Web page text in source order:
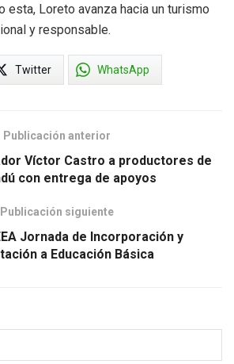
esta, Loreto avanza hacia un turismo
y responsable.
Twitter WhatsApp
Publicación anterior
Víctor Castro a productores de
con entrega de apoyos
Publicación siguiente
Jornada de Incorporación y
a Educación Básica